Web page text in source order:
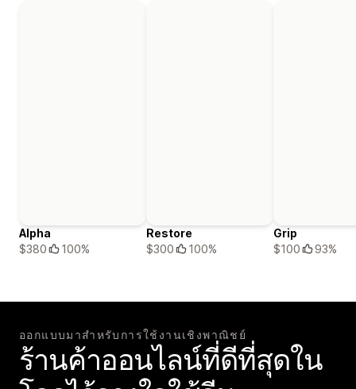
Alpha
$380
100%
Restore
$300
100%
Grip
$100
93%
ออกแบบมาสำหรับการใช้งานเชิงพาณิชย์
ร้านค้าออนไลน์ที่ดีที่สุดใน